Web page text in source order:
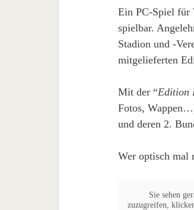
Ein PC-Spiel für
spielbar.
Stadion und -
mitgelieferten
Mit der “Edition
Fotos,
und deren 2.
Wer optisch mal
Sie sehen
zuzugreifen,